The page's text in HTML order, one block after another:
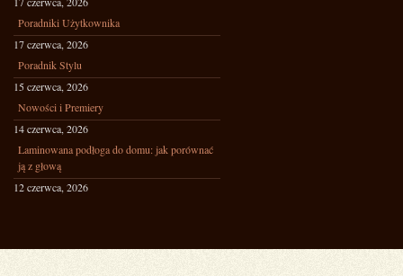
Poradniki Użytkownika
17 czerwca, 2026
Poradnik Stylu
15 czerwca, 2026
Nowości i Premiery
14 czerwca, 2026
Laminowana podłoga do domu: jak porównać
ją z głową
12 czerwca, 2026